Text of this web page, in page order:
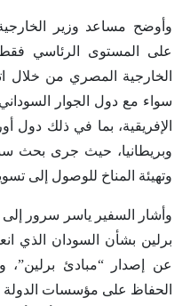
وأوضح مساعد وزير
على المستوى الرئاسي
الخارجية المصري من خلال
سواء مع دول الجوار
الإفريقية، بما في ذلك دول
وبريطانيا، حيث جرى بحث
وتهيئة المناخ للوصول إلى
وأشار السفير ياسر سرور
عن إصدار “مبادئ برلين”،
الحفاظ على مؤسسات الدولة